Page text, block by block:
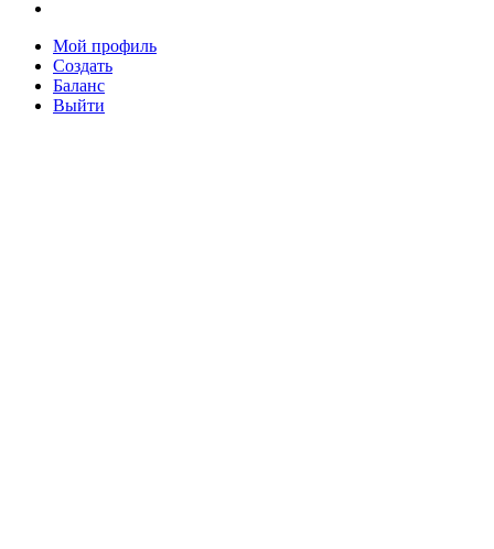
Мой профиль
Создать
Баланс
Выйти